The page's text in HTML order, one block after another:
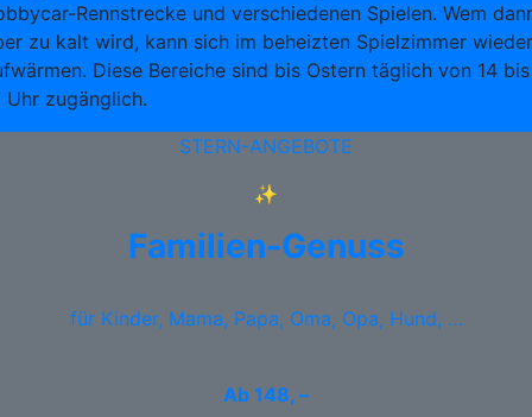
Rennstrecke und verschiedenen Spielen. Wem
zu kalt wird, kann sich im beheizten Spielzimmer wieder
Diese Bereiche sind bis Ostern täglich von 14 bis
Uhr zugänglich.
STERN-ANGEBOTE
✨
Familien-Genuss
für Kinder, Mama, Papa, Oma, Opa, Hund, …
Ab 148, –